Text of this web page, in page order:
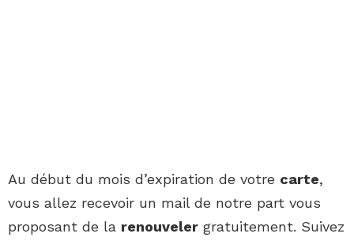
Au début du mois d’expiration de votre carte,
vous allez recevoir un mail de notre part vous
proposant de la renouveler gratuitement. Suivez